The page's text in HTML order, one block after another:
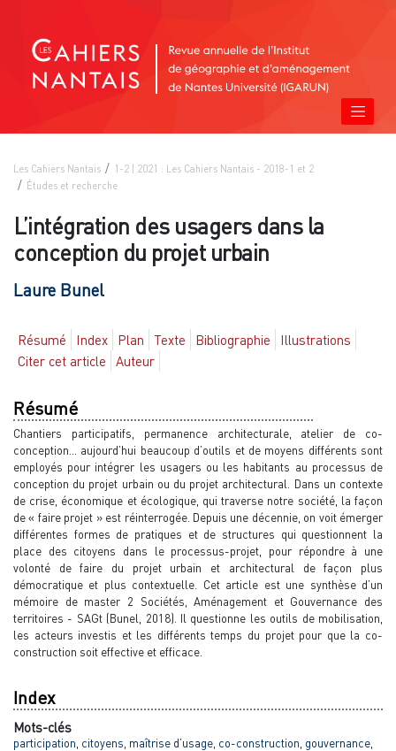
Les Cahiers Nantais
1-2 | 2021 : Les Cahiers Nantais - 2018-1 et 2
Études et recherche
L’intégration des usagers dans la
conception du projet urbain
Laure Bunel
Résumé Index Plan Texte Bibliographie
Illustrations
Citer cet article
Auteur
Résumé
Chantiers participatifs, permanence architecturale, atelier de co-
conception... aujourd’hui beaucoup d’outils et de moyens différents sont
employés pour intégrer les usagers ou les habitants au processus de
conception du projet urbain ou du projet architectural. Dans un contexte
de crise, économique et écologique, qui traverse notre société, la façon
de « faire projet » est réinterrogée. Depuis une décennie, on voit émerger
différentes formes de pratiques et de structures qui questionnent la
place des citoyens dans le processus-projet, pour répondre à une
volonté de faire du projet urbain et architectural de façon plus
démocratique et plus contextuelle. Cet article est une synthèse d’un
mémoire de master 2 Sociétés, Aménagement et Gouvernance des
territoires - SAGt (Bunel, 2018). Il questionne les outils de mobilisation,
les acteurs investis et les différents temps du projet pour que la co-
construction soit effective et efficace.
Index
Mots-clés
participation citoyens maîtrise d’usage co-construction gouvernance